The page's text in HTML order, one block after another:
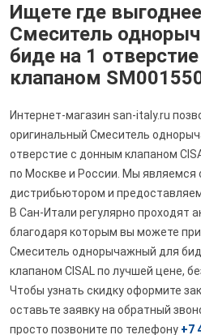
Ищете где
Смеситель
биде на 1
клапаном
Интернет-магазин san-italy.ru
оригинальный Смеситель
отверстие с донным клапаном
по Москве и России. Мы
дистрибьютором и
В Сан-Итали регулярно проходят
благодаря которым вы можете
Смеситель однорычажный для
клапаном CISAL по лучшей цене,
Чтобы узнать скидку оформите
оставьте заявку на обратный
просто позвоните по телефону +7